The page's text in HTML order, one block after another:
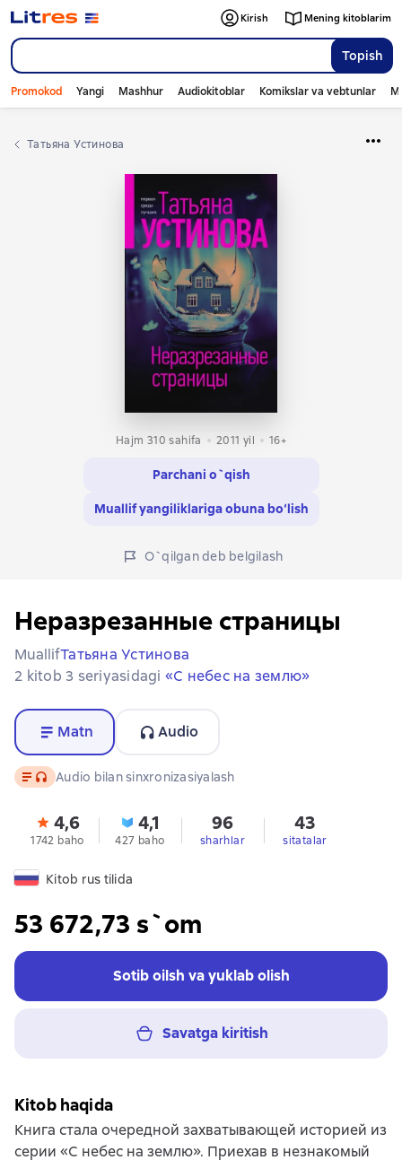
Topish
Kirish Mening kitoblarim
Promokod Yangi Mashhur Audiokitoblar Komikslar va vebtunlar
Татьяна Устинова
Hajm 310 sahifa 2011 yil 16+
Parchani o`qish
Muallif yangiliklariga obuna bo‘lish
O`qilgan deb belgilash
Неразрезанные страницы
MuallifТатьяна Устинова
2 kitob 3 seriyasidagi «С небес на землю»
Matn Audio
Matn, audio format mavjud
Audio bilan sinxronizasiyalash
4,6
1742 baho
4,1
427 baho
96
sharhlar
43
sitatalar
Kitob rus tilida
53 672,73 s`om
Sotib oilsh va yuklab olish
Savatga kiritish
Kitob haqida
Книга стала очередной захватывающей историей из
серии «С небес на землю». Приехав в незнакомый